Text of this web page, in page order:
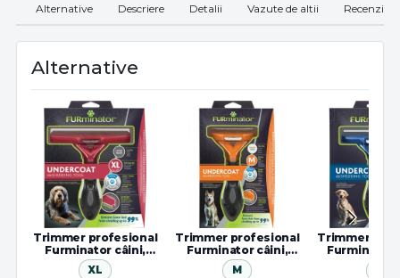
Alternative Descriere Detalii Vazute de altii Recenzii
Alternative
Trimmer profesional
Furminator câini,
blană lunga
XL
Trimmer profesional
Furminator câini,
blană scurta
M
Trimmer
Furminator
blană